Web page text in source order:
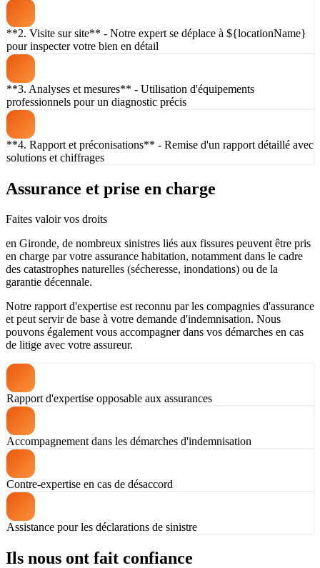
**2. Visite sur site** - Notre expert se déplace à ${locationName}
pour inspecter votre bien en détail
**3. Analyses et mesures** - Utilisation d'équipements
professionnels pour un diagnostic précis
**4. Rapport et préconisations** - Remise d'un rapport détaillé avec
solutions et chiffrages
Assurance et prise en charge
Faites valoir vos droits
en Gironde, de nombreux sinistres liés aux fissures peuvent être pris
en charge par votre assurance habitation, notamment dans le cadre
des catastrophes naturelles (sécheresse, inondations) ou de la
garantie décennale.
Notre rapport d'expertise est reconnu par les compagnies d'assurance
et peut servir de base à votre demande d'indemnisation. Nous
pouvons également vous accompagner dans vos démarches en cas
de litige avec votre assureur.
Rapport d'expertise opposable aux assurances
Accompagnement dans les démarches d'indemnisation
Contre-expertise en cas de désaccord
Assistance pour les déclarations de sinistre
Ils nous ont fait confiance